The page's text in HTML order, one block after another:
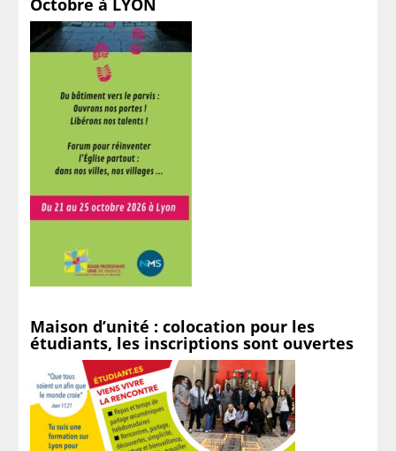
Maison d’unité : colocation pour les
étudiants, les inscriptions sont ouvertes